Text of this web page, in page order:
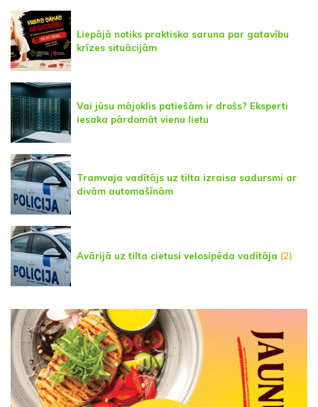
Liepājā notiks praktiska saruna par gatavību
krīzes situācijām
Vai jūsu mājoklis patiešām ir drošs? Eksperti
iesaka pārdomāt vienu lietu
Tramvaja vadītājs uz tilta izraisa sadursmi ar
divām automašīnām
Avārijā uz tilta cietusi velosipēda vadītāja (2)